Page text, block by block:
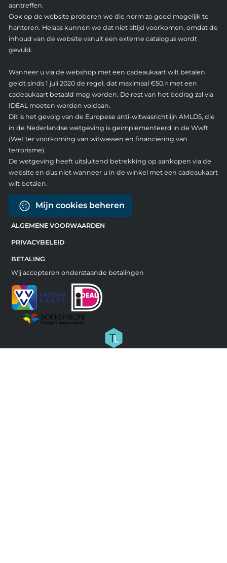
aantreffen.
Ook op de website proberen we die norm zo goed mogelijk te
hanteren. Helaas kunnen we dat niet altijd voorkomen, omdat de
inhoud van de website vanuit een externe catalogus wordt
gevuld.
Wanneer u via de webshop met een cadeaukaart wilt betalen
geldt sinds 1 juli 2020 de regel, dat maximaal €50,= met een
cadeaukaart betaald mag worden. De rest van het bedrag zal via
IDEAL moeten worden voldaan.
Dit is het gevolg van de Europese anti-witwasrichtlijn AMLD5, die
in de Nederlandse wetgeving is geïmplementeerd in de Wwft
(Wet ter voorkoming van witwassen en financiering van
terrorisme).
De wetgeving heeft uitsluitend betrekking op aankopen via de
website en dus niet wanneer u in de winkel met een cadeaukaart
wilt betalen.
Mijn cookies beheren
ALGEMENE VOORWAARDEN
PRIVACYBELEID
BETALING
Wij accepteren onderstaande betalingen